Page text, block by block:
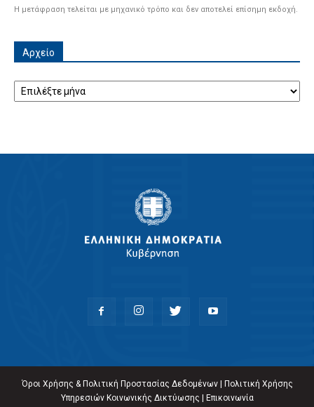
Η μετάφραση τελείται με μηχανικό τρόπο και δεν αποτελεί επίσημη εκδοχή.
Αρχείο
Αρχείο
Όροι Χρήσης & Πολιτική Προστασίας Δεδομένων|
Πολιτική Χρήσης
Υπηρεσιών Κοινωνικής Δικτύωσης
Επικοινωνία